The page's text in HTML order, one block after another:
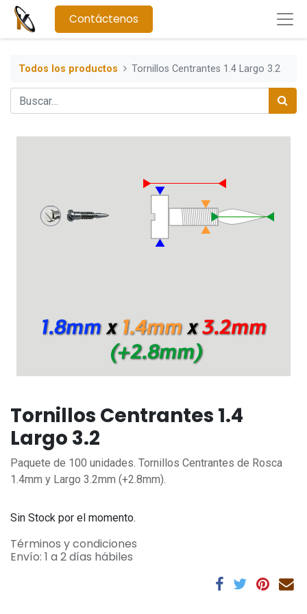
Contáctenos
Todos los productos Tornillos Centrantes 1.4 Largo 3.2
Tornillos Centrantes 1.4
Largo 3.2
Paquete de 100 unidades. Tornillos Centrantes de Rosca
1.4mm y Largo 3.2mm (+2.8mm).
Sin Stock por el momento.
Términos y condiciones
Envío: 1 a 2 días hábiles